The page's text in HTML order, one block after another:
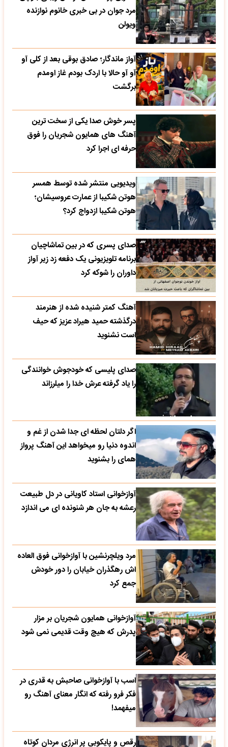
مرد جوان در بی خبری خانوم نوازنده
ویولن
آواز ماندگار؛ صادق بوقی بعد از کلی آو
آو آو حالا با اردک بودم غاز اومدم
برگشت
پسر خوش صدا یکی از سخت ترین
آهنگ های همایون شجریان را فوق
حرفه ای اجرا کرد
ویدیویی منتشر شده توسط همسر
هوتن شکیبا از عمارت عروسیشان؛
هوتن شکیبا ازدواج کرد؟
صدای پسری که در بین تماشاچیان
برنامه تلویزیونی یک دفعه زد زیر آواز
داوران را شوکه کرد
آهنگ کمتر شنیده شده از هنرمند
درگذشته حمید هیراد عزیز که حیف
است نشنوید
صدای پلیسی که خودجوش خوانندگی
را یاد گرفته عرش خدا را میلرزاند
اگر دلتان لحظه ای جدا شدن از غم و
اندوه دنیا رو میخواهد این آهنگ پرواز
همای را بشنوید
آوازخوانی استاد کاویانی در دل طبیعت
رعشه به جان هر شنونده ای می اندازد
مرد ویلچرنشین با آوازخوانی فوق العاده
اش رهگذران خیابان را دور خودش
جمع کرد
آوازخوانی همایون شجریان بر مزار
پدرش که هیچ وقت قدیمی نمی شود
اسب با آوازخوانی صاحبش به قدری در
فکر فرو رفته که انگار معنای آهنگ رو
میفهمد!
رقص و پایکوبی پر انرژی مردان کوتاه